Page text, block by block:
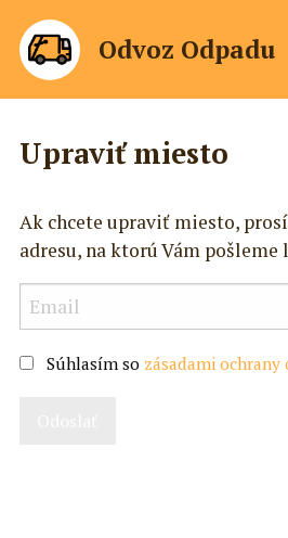
Odvoz Odpadu
Upraviť miesto
Ak chcete upraviť miesto,
adresu, na ktorú Vám
Súhlasím so zásadami